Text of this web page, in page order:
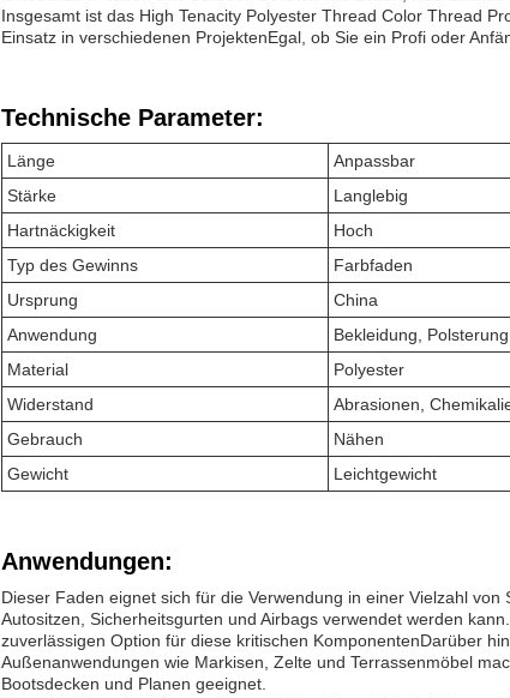
Insgesamt ist das High Tenacity Polyester Thread Color Thread
Einsatz in verschiedenen ProjektenEgal, ob Sie ein Profi oder
Technische Parameter:
Länge
Anpassbar
Stärke
Langlebig
Hartnäckigkeit
Hoch
Typ des Gewinns
Farbfaden
Ursprung
China
Anwendung
Bekleidung,
Material
Polyester
Widerstand
Abrasionen,
Gebrauch
Nähen
Gewicht
Leichtgewicht
Anwendungen:
Dieser Faden eignet sich für die Verwendung in einer Vielzahl
Autositzen, Sicherheitsgurten und Airbags verwendet werden
zuverlässigen Option für diese kritischen KomponentenDarüber
Außenanwendungen wie Markisen, Zelte und Terrassenmöbel
Bootsdecken und Planen geeignet.